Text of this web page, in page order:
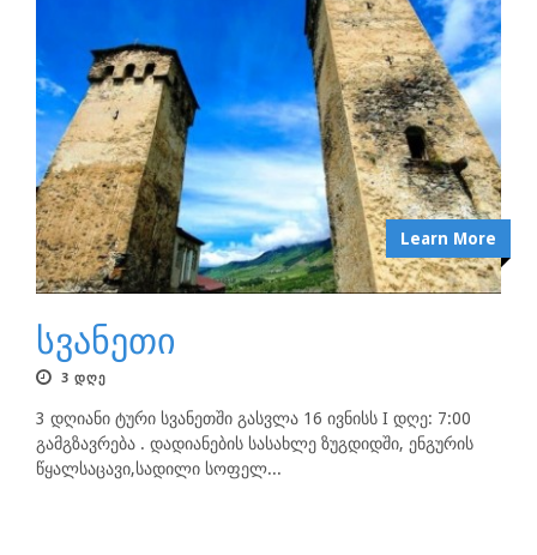
Learn More
სვანეთი
3 ᲓᲦᲔ
3 დღიანი ტური სვანეთში გასვლა 16 ივნისს I დღე: 7:00
გამგზავრება . დადიანების სასახლე ზუგდიდში, ენგურის
წყალსაცავი,სადილი სოფელ...